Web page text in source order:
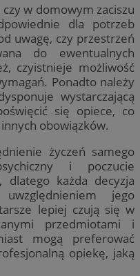
w domowym zaciszu
dla potrzeb
uwagę, czy przestrzeń
do ewentualnych
czyistnieje możliwość
Ponadto należy
wystarczającą
się opiece, co
obowiązków.
życzeń samego
i poczucie
dlatego każda decyzja
jego
lepiej czują się w
przedmiotami i
mogą preferować
opiekę, jaką